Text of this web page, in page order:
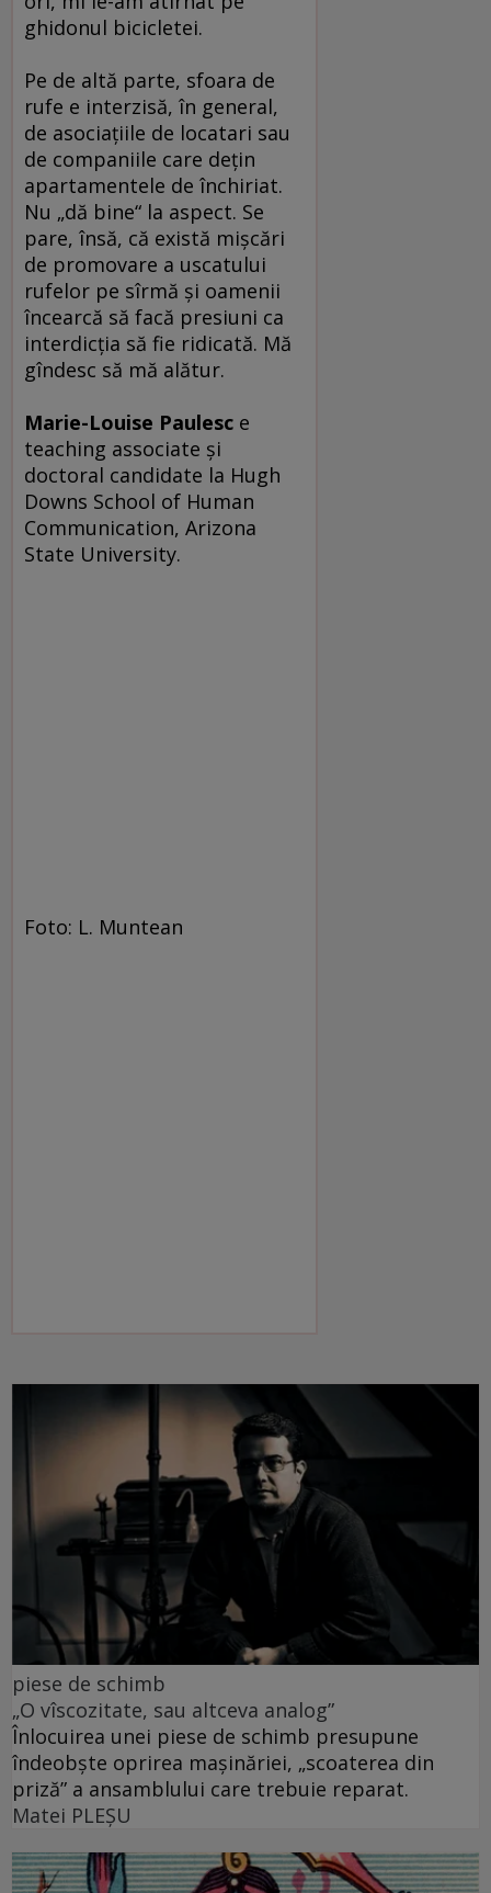
ghidonul bicicletei.
Pe de altă parte, sfoara de
rufe e interzisă, în general,
de asociaţiile de locatari sau
de companiile care deţin
apartamentele de închiriat.
Nu „dă bine“ la aspect. Se
pare, însă, că există mişcări
de promovare a uscatului
rufelor pe sîrmă şi oamenii
încearcă să facă presiuni ca
interdicţia să fie ridicată. Mă
gîndesc să mă alătur.
Marie-Louise Paulesc e
teaching associate şi
doctoral candidate la Hugh
Downs School of Human
Communication, Arizona
State University.
Foto: L. Muntean
piese de schimb
„O vîscozitate, sau altceva analog”
Înlocuirea unei piese de schimb presupune
îndeobște oprirea mașinăriei, „scoaterea din
priză” a ansamblului care trebuie reparat.
Matei PLEŞU